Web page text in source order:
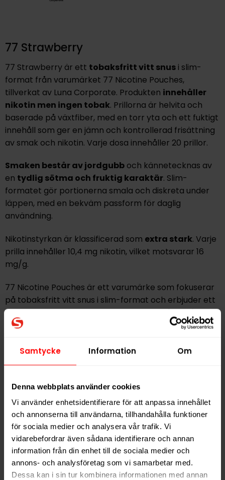
Samtycke Information Om
Denna webbplats använder cookies
Vi använder enhetsidentifierare för att anpassa innehållet
och annonserna till användarna, tillhandahålla funktioner
för sociala medier och analysera vår trafik. Vi
vidarebefordrar även sådana identifierare och annan
information från din enhet till de sociala medier och
annons- och analysföretag som vi samarbetar med.
Dessa kan i sin tur kombinera informationen med annan
77 Strawberry
77 Strawberryär ett tobaksfritt vitt snusi slim-
format från varumärket 77 Nicotine Pouches,
tillverkat av Luna Corporate. Produkten innehåller
nikotin men ingen tobak. Prillorna är helvita och
baserade på växtfiber, med en torr yta och ett fuktigt
innehåll som ger en jämn och kontrollerad frisättning
av smak och nikotin. Varje dosa innehåller 20 prillor.
Smaken består av jordgubboch kännetecknas av
en tydlig sötma och fruktig karaktär. Slim-
formatet gör portionerna smala och diskreta under
läppen, med en bekväm passform för daglig
användning.
Nikotinstyrkan är klassificerad som extra stark. Varje
prilla innehåller 10,4 mg nikotin, vilket motsvarar 16
mg/g.
77 Nicotine Pouches är ett varumärke som fokuserar
på tobaksfritt vitt snus i slim-format och erbjuder ett
brett sortiment av smaker och styrkenivåer, från
klassiska till mer unika smakprofiler.
Hitta alla produkter från77
PRODUKTINFORMATION
Typ
Vitt Snus
Smak
Bär
Format
Slim
Styrka
Extra Stark